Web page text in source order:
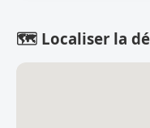
🗺️ Localiser la